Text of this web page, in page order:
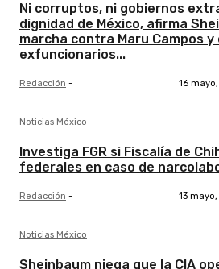
Ni corruptos, ni gobiernos
dignidad de México, afirma
marcha contra Maru Campos
exfuncionarios...
Redacción - 16
Noticias México
Investiga FGR si Fiscalía de
federales en caso de
Redacción - 13
Noticias México
Sheinbaum niega que la CIA